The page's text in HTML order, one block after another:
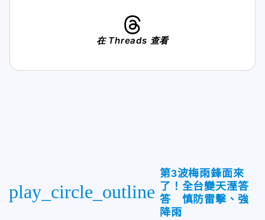
在 Threads 查看
play_circle_outline
第3波梅雨鋒面來
了！全台變天溼答
答 慎防雷擊、強
降雨